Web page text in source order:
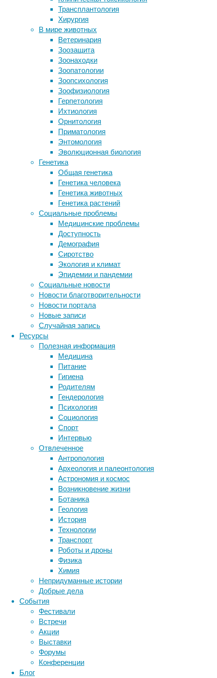
Трансплантология
Хирургия
В мире животных
Ветеринария
Зоозащита
Зоонаходки
Зоопатологии
Зоопсихология
Зоофизиология
Герпетология
Ихтиология
Орнитология
Приматология
Энтомология
Эволюционная биология
Генетика
Общая генетика
Генетика человека
Генетика животных
Генетика растений
Социальные проблемы
Медицинские проблемы
Доступность
Демография
Сиротство
Экология и климат
Эпидемии и пандемии
Социальные новости
Новости благотворительности
Новости портала
Новые записи
Случайная запись
Ресурсы
Полезная информация
Медицина
Питание
Гигиена
Родителям
Гендерология
Психология
Социология
Спорт
Интервью
Отвлеченное
Антропология
Археология и палеонтология
Астрономия и космос
Возникновение жизни
Ботаника
Геология
История
Технологии
Транспорт
Роботы и дроны
Физика
Химия
Непридуманные истории
Добрые дела
События
Фестивали
Встречи
Акции
Выставки
Форумы
Конференции
Блог
лет
07/06/2024,
13:09
07/06/2024
орнитология,
палеонтология
гигантской
ископаемой
птицы
Genyornis
newtoni,
впервые
обнаруженной
1913
году,
до
сих
пор
не
было
полного
описания
—
все
упиралось
в
плохо
сохранившийся
череп.
Австралийские
палеонтологи
нашли
новые
фрагменты
уточнили
строение
древней
птицы,
определили
ее
место
на
генеалогическом
древе
и
предпочитаемую
среду
обитания.
Женская привлекательность
оказалась универсальной — в
отличие от мужской
Голикова: в 40% российских
медучреждений нет центрального
отопления
Фармкомпании прикармливают
врачей
Следите за новостями
Метки
ДНК бактерии
биотехнология
генетика дети животные
здоровье знания иммунитет
инструменты и методы
исследования
лекарства медицина
мозг наука неврология
нейробиология
нейрофизиология
онкология
поведение
сон социальные проблемы
физиология
эмоции